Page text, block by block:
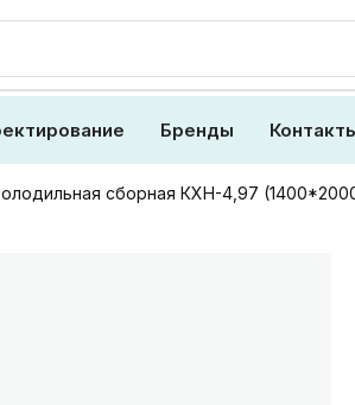
Бренды
сборная КХН-4,97